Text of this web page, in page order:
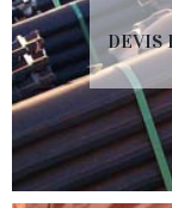
DEVIS